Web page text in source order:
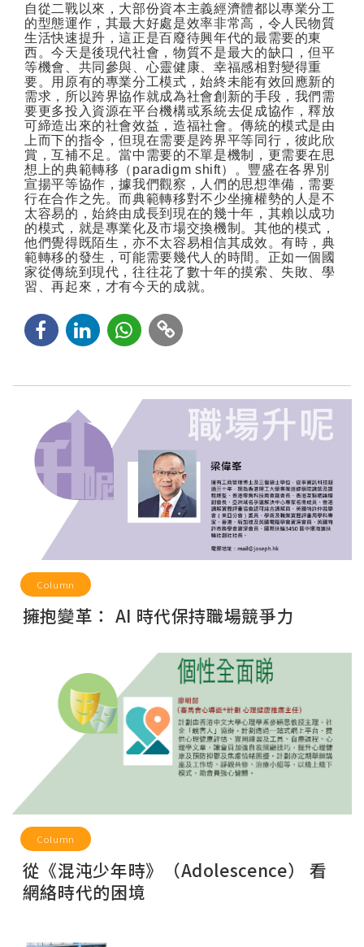
自從二戰以來，大部份資本主義經濟體都以專業分工
的型態運作，其最大好處是效率非常高，令人民物質
生活快速提升，這正是百廢待興年代的最需要的東
西。今天是後現代社會，物質不是最大的缺口，但平
等機會、共同參與、心靈健康、幸福感相對變得重
要。用原有的專業分工模式，始終未能有效回應新的
需求，所以跨界協作就成為社會創新的手段，我們需
要更多投入資源在平台機構或系統去促成協作，釋放
可締造出來的社會效益，造福社會。傳統的模式是由
上而下的指令，但現在需要是跨界平等同行，彼此欣
賞，互補不足。當中需要的不單是機制，更需要在思
想上的典範轉移（ paradigm shift）。豐盛在各界別
宣揚平等協作，據我們觀察，人們的思想準備，需要
行在合作之先。而典範轉移對不少坐擁權勢的人是不
太容易的，始終由成長到現在的幾十年，其賴以成功
的模式，就是專業化及市場交換機制。其他的模式，
他們覺得既陌生，亦不太容易相信其成效。有時，典
範轉移的發生，可能需要幾代人的時間。正如一個國
家從傳統到現代，往往花了數十年的摸索、失敗、學
習、再起來，才有今天的成就。
Column
擁抱變革： AI 時代保持職場競爭力
Column
從《混沌少年時》（Adolescence） 看
網絡時代的困境